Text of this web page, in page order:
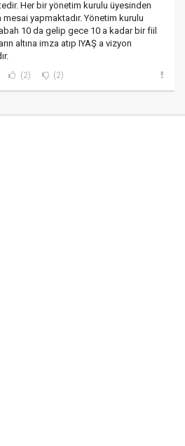
Her bir yönetim kurulu üyesinden
yapmaktadır. Yönetim kurulu
10 da gelip gece 10 a kadar bir fiil
altına imza atıp IYAŞ a vizyon
(2) (2)